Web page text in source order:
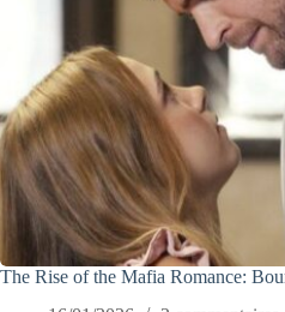
The Rise of the Mafia Romance: